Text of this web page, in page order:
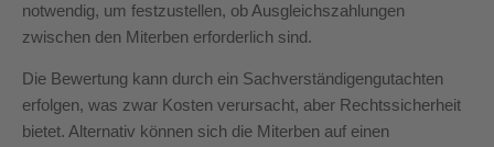
notwendig, um festzustellen, ob Ausgleichszahlungen
zwischen den Miterben erforderlich sind.
Die Bewertung kann durch ein Sachverständigengutachten
erfolgen, was zwar Kosten verursacht, aber Rechtssicherheit
bietet. Alternativ können sich die Miterben auf einen